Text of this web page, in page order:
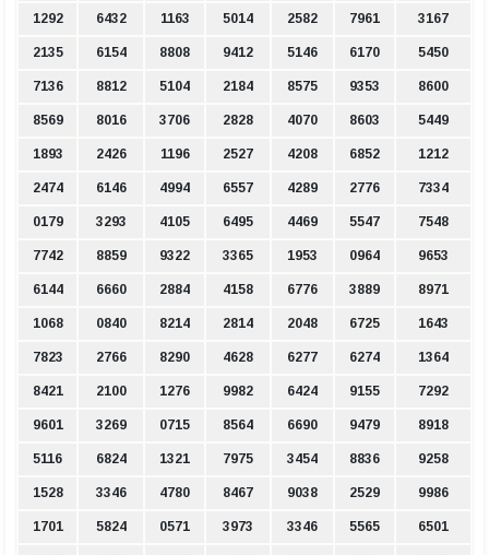
1292 6432 1163 5014 2582 7961 3167
2135 6154 8808 9412 5146 6170 5450
7136 8812 5104 2184 8575 9353 8600
8569 8016 3706 2828 4070 8603 5449
1893 2426 1196 2527 4208 6852 1212
2474 6146 4994 6557 4289 2776 7334
0179 3293 4105 6495 4469 5547 7548
7742 8859 9322 3365 1953 0964 9653
6144 6660 2884 4158 6776 3889 8971
1068 0840 8214 2814 2048 6725 1643
7823 2766 8290 4628 6277 6274 1364
8421 2100 1276 9982 6424 9155 7292
9601 3269 0715 8564 6690 9479 8918
5116 6824 1321 7975 3454 8836 9258
1528 3346 4780 8467 9038 2529 9986
1701 5824 0571 3973 3346 5565 6501